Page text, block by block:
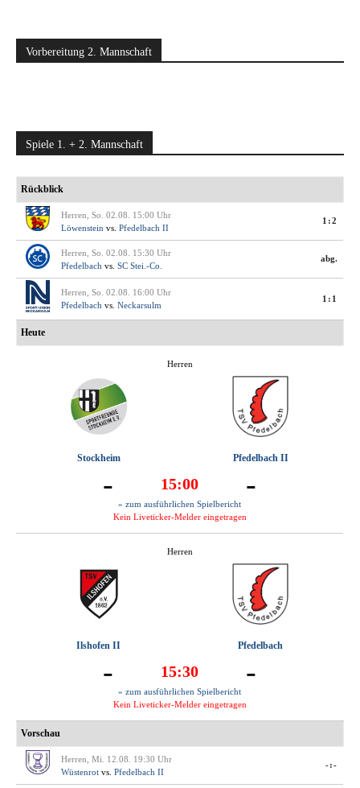
Vorbereitung 2. Mannschaft
Spiele 1. + 2. Mannschaft
Rückblick
Herren, So. 02.08. 15:00 Uhr
Löwenstein vs. Pfedelbach II
1:2
Herren, So. 02.08. 15:30 Uhr
Pfedelbach vs. SC Stei.-Co.
abg.
Herren, So. 02.08. 16:00 Uhr
Pfedelbach vs. Neckarsulm
1:1
Heute
Herren
Stockheim Pfedelbach II
- 15:00 -
» zum ausführlichen Spielbericht
Kein Liveticker-Melder eingetragen
Herren
Ilshofen II Pfedelbach
- 15:30 -
» zum ausführlichen Spielbericht
Kein Liveticker-Melder eingetragen
Vorschau
Herren, Mi. 12.08. 19:30 Uhr
Wüstenrot vs. Pfedelbach II
-:-